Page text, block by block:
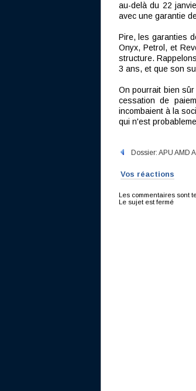
au-delà du 22
avec une garantie
Pire, les garanties
Onyx, Petrol, et
structure.
3 ans, et que son
On pourrait bien
cessation de
incombaient à la
qui n'est
Dossier: APU AMD
Vos réactions
Les commentaires sont
Le sujet est fermé